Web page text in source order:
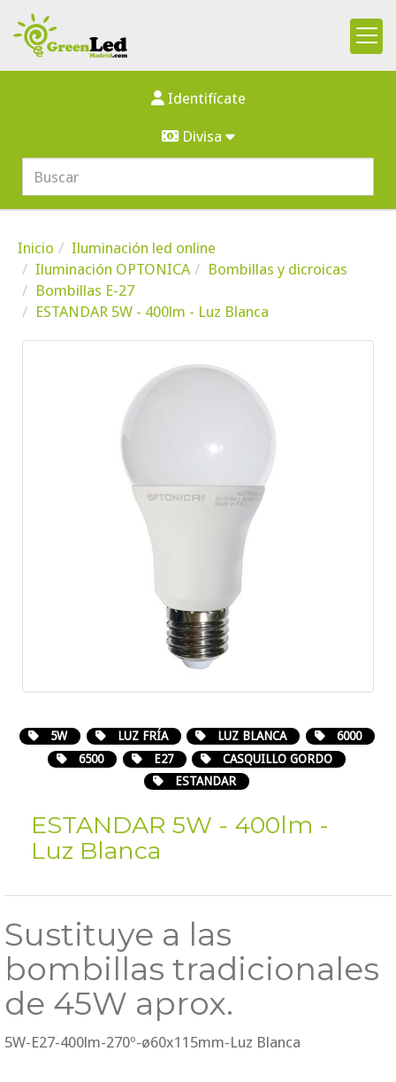
Identifícate
Divisa
Inicio
Iluminación led online
Iluminación OPTONICA
Bombillas y dicroicas
Bombillas E-27
ESTANDAR 5W - 400lm - Luz Blanca
5W LUZ FRÍA LUZ BLANCA
6000
6500
E27
CASQUILLO GORDO
ESTANDAR
ESTANDAR 5W - 400lm -
Luz Blanca
Sustituye a las
bombillas tradicionales
de 45W aprox.
5W-E27-400lm-270º-ø60x115mm-Luz Blanca